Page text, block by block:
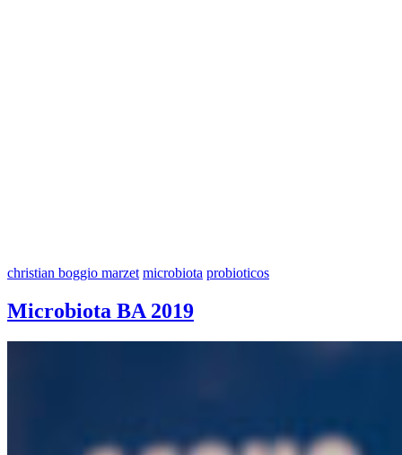
christian boggio marzet microbiota probioticos
Microbiota BA 2019